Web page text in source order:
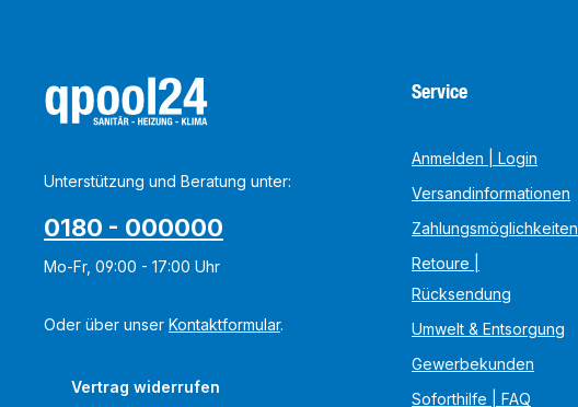
Unterstützung und Beratung unter:
0180 - 000000
Mo-Fr, 09:00 - 17:00 Uhr
Oder über unser Kontaktformular.
Vertrag widerrufen
Service
Anmelden | Login
Versandinformationen
Zahlungsmöglichkeiten
Retoure |
Rücksendung
Umwelt & Entsorgung
Gewerbekunden
Soforthilfe | FAQ